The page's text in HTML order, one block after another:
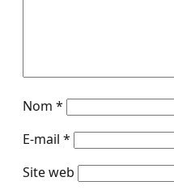
Nom *
E-mail *
Site web